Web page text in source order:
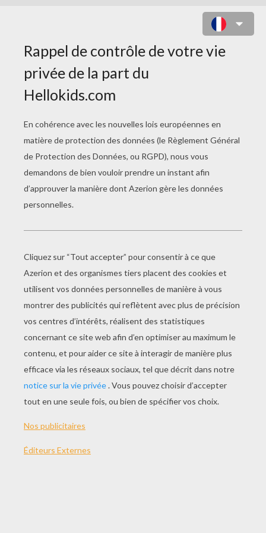
Durée :21min 35s
48. Tristesse
Mowgli est un bébé humain qui se retrouve livré à lui
même en plein coeur de la jungle suite à la mort de ses
parents. Il est alors élevé par des loups et se lie d'amitié
avec Lala, Sura et Bakus qui ne le quitte plus.
Durant son enfance, il se fait de nombreux amis parmi les
ses inséparables compagnons Baloo et Bagherra. Malré
comme le serpent Kaa et le tigre Shere Kahn qui mettent
en danger la vie du jeune garçon...
Le Livre De La Jungle
NOTER CETTE PAGE